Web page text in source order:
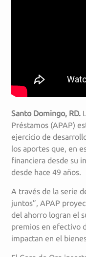
Santo Domingo, RD.
Préstamos (APAP)
ejercicio de
los aportes que, en
financiera desde su
desde hace 49 años.
A través de la serie
juntos”, APAP
del ahorro logran el
premios en efectivo
impactan en el